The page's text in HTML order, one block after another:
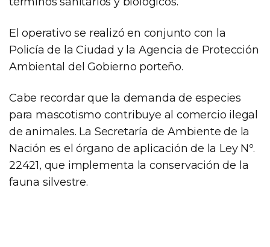
El operativo se realizó en conjunto con la
Policía de la Ciudad y la Agencia de Protección
Ambiental del Gobierno porteño.
Cabe recordar que la demanda de especies
para mascotismo contribuye al comercio ilegal
de animales. La Secretaría de Ambiente de la
Nación es el órgano de aplicación de la Ley Nº.
22421, que implementa la conservación de la
fauna silvestre.